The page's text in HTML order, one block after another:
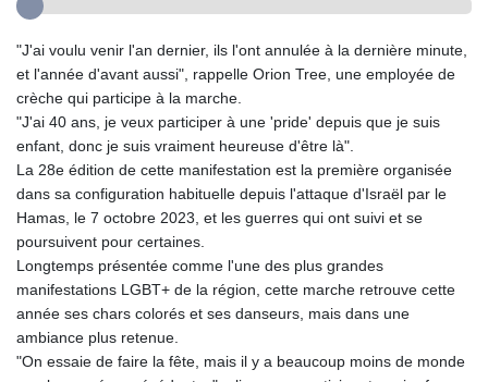
"J'ai voulu venir l'an dernier, ils l'ont annulée à la dernière minute,
et l'année d'avant aussi", rappelle Orion Tree, une employée de
crèche qui participe à la marche.
"J'ai 40 ans, je veux participer à une 'pride' depuis que je suis
enfant, donc je suis vraiment heureuse d'être là".
La 28e édition de cette manifestation est la première organisée
dans sa configuration habituelle depuis l'attaque d'Israël par le
Hamas, le 7 octobre 2023, et les guerres qui ont suivi et se
poursuivent pour certaines.
Longtemps présentée comme l'une des plus grandes
manifestations LGBT+ de la région, cette marche retrouve cette
année ses chars colorés et ses danseurs, mais dans une
ambiance plus retenue.
"On essaie de faire la fête, mais il y a beaucoup moins de monde